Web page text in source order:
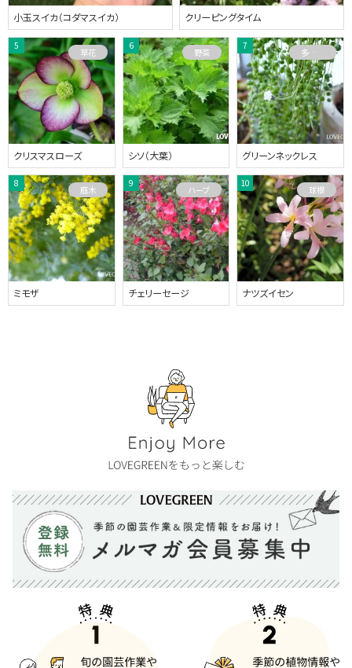
小玉スイカ（コダマスイカ） クリーピングタイム
クリスマスローズ
草花
シソ（大葉）
野菜
グリーンネックレス
多肉植物
ミモザ
庭木
チェリーセージ
ハーブ
ナツズイセン
球根